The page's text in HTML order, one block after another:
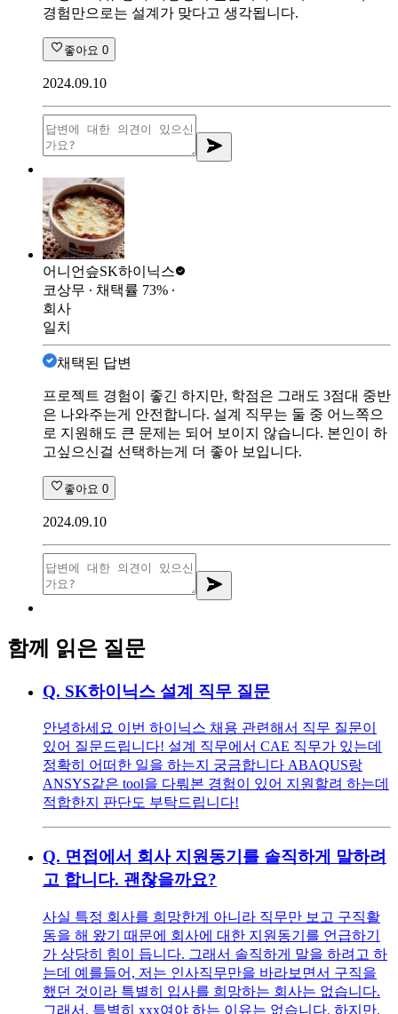
경험만으로는 설계가 맞다고 생각됩니다.
좋아요 0
2024.09.10
어니언슾SK하이닉스
코상무 ∙ 채택률 73% ∙
회사
일치
채택된 답변
프로젝트 경험이 좋긴 하지만, 학점은 그래도 3점대 중반
은 나와주는게 안전합니다. 설계 직무는 둘 중 어느쪽으
로 지원해도 큰 문제는 되어 보이지 않습니다. 본인이 하
고싶으신걸 선택하는게 더 좋아 보입니다.
좋아요 0
2024.09.10
함께 읽은 질문
Q. SK하이닉스 설계 직무 질문
안녕하세요 이번 하이닉스 채용 관련해서 직무 질문이
있어 질문드립니다! 설계 직무에서 CAE 직무가 있는데
정확히 어떠한 일을 하는지 궁금합니다 ABAQUS랑
ANSYS같은 tool을 다뤄본 경험이 있어 지원할려 하는데
적합한지 판단도 부탁드립니다!
Q. 면접에서 회사 지원동기를 솔직하게 말하려
고 합니다. 괜찮을까요?
사실 특정 회사를 희망한게 아니라 직무만 보고 구직활
동을 해 왔기 때문에 회사에 대한 지원동기를 언급하기
가 상당히 힘이 듭니다. 그래서 솔직하게 말을 하려고 하
는데 예를들어, 저는 인사직무만을 바라보면서 구직을
했던 것이라 특별히 입사를 희망하는 회사는 없습니다.
그래서, 특별히 xxx여야 하는 이유는 없습니다. 하지만,